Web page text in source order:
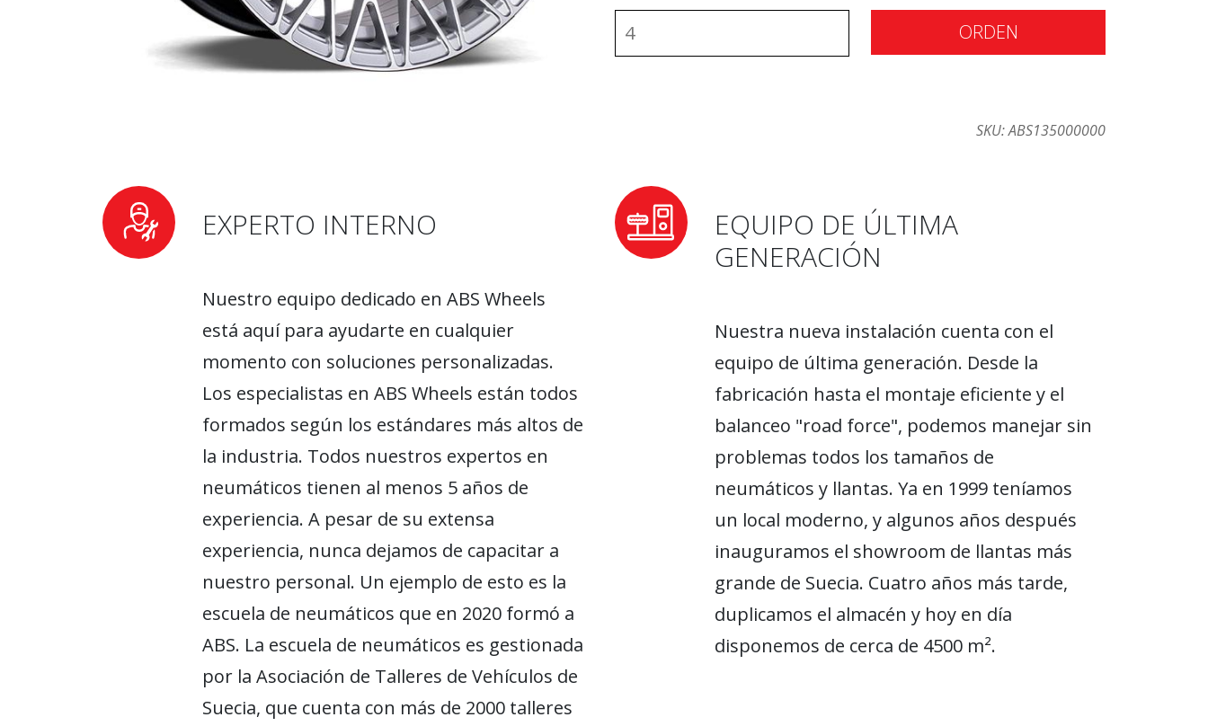
ORDEN
SKU:ABS135000000
EXPERTO INTERNO
Nuestro equipo dedicado en ABS Wheels
está aquí para ayudarte en cualquier
momento con soluciones personalizadas.
Los especialistas en ABS Wheels están todos
formados según los estándares más altos de
la industria. Todos nuestros expertos en
neumáticos tienen al menos 5 años de
experiencia. A pesar de su extensa
experiencia, nunca dejamos de capacitar a
nuestro personal. Un ejemplo de esto es la
escuela de neumáticos que en 2020 formó a
ABS. La escuela de neumáticos es gestionada
por la Asociación de Talleres de Vehículos de
Suecia, que cuenta con más de 2000 talleres
EQUIPO DE ÚLTIMA
GENERACIÓN
Nuestra nueva instalación cuenta con el
equipo de última generación. Desde la
fabricación hasta el montaje eficiente y el
balanceo "road force", podemos manejar sin
problemas todos los tamaños de
neumáticos y llantas. Ya en 1999 teníamos
un local moderno, y algunos años después
inauguramos el showroom de llantas más
grande de Suecia. Cuatro años más tarde,
duplicamos el almacén y hoy en día
disponemos de cerca de 4500 m².